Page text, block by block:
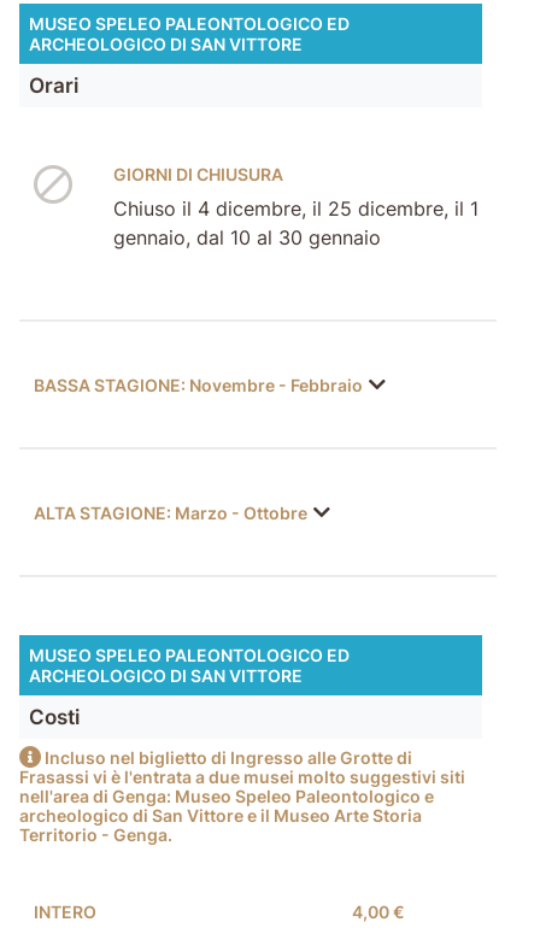
MUSEO SPELEO PALEONTOLOGICO ED
ARCHEOLOGICO DI SAN VITTORE
Orari
GIORNI DI CHIUSURA
Chiuso il 4 dicembre, il 25 dicembre, il 1
gennaio, dal 10 al 30 gennaio
BASSA STAGIONE: Novembre - Febbraio
ALTA STAGIONE: Marzo - Ottobre
MUSEO SPELEO PALEONTOLOGICO ED
ARCHEOLOGICO DI SAN VITTORE
Costi
Incluso nel biglietto di Ingresso alle Grotte di
Frasassi vi è l'entrata a due musei molto suggestivi siti
nell'area di Genga: Museo Speleo Paleontologico e
archeologico di San Vittore e il Museo Arte Storia
Territorio - Genga.
INTERO 4,00 €